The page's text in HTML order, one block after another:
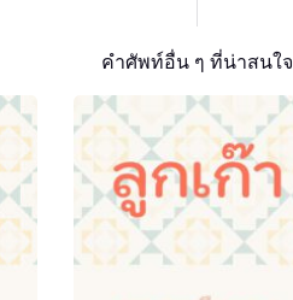
คำศัพท์อื่น ๆ ที่น่าสนใจ